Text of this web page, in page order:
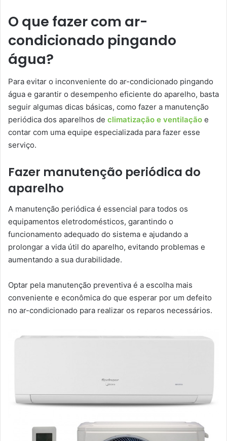
O que fazer com ar-
condicionado pingando
água?
Para evitar o inconveniente do ar-condicionado pingando
água e garantir o desempenho eficiente do aparelho, basta
seguir algumas dicas básicas, como fazer a manutenção
periódica dos aparelhos de climatização e ventilação e
contar com uma equipe especializada para fazer esse
serviço.
Fazer manutenção periódica do
aparelho
A manutenção periódica é essencial para todos os
equipamentos eletrodomésticos, garantindo o
funcionamento adequado do sistema e ajudando a
prolongar a vida útil do aparelho, evitando problemas e
aumentando a sua durabilidade.
Optar pela manutenção preventiva é a escolha mais
conveniente e econômica do que esperar por um defeito
no ar-condicionado para realizar os reparos necessários.